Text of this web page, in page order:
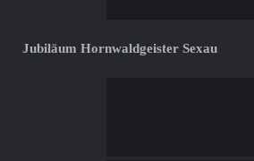
Jubiläum Hornwaldgeister Sexau